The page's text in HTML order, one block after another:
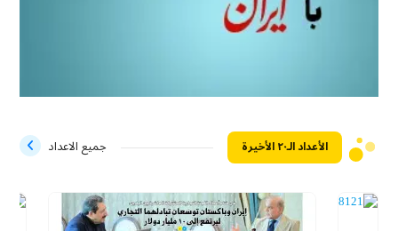
الأعداد الـ۲۰ الأخيرة جميع الاعداد